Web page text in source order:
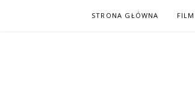
STRONA GŁÓWNA FILM